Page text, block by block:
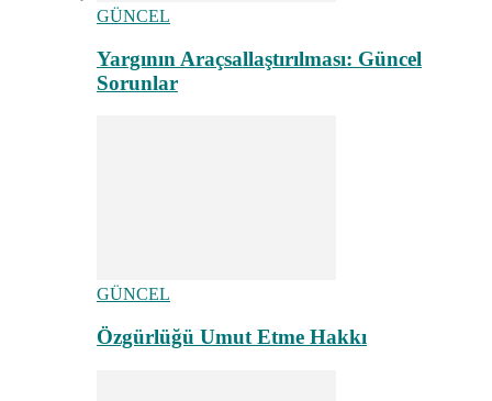
GÜNCEL
Yargının Araçsallaştırılması: Güncel
Sorunlar
GÜNCEL
Özgürlüğü Umut Etme Hakkı